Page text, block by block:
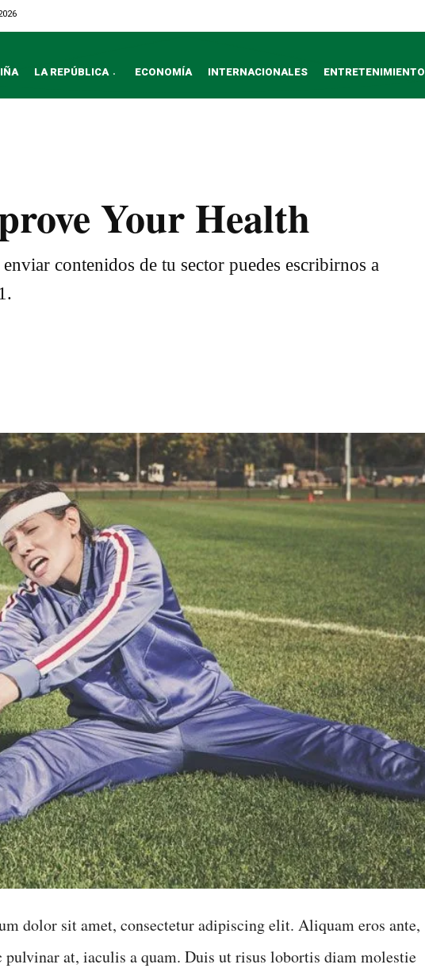
LA REPÚBLICA ECONOMÍA INTERNACIONALES ENTRETENIMIENTO
Your Health
contenidos de tu sector puedes escribirnos a
dolor sit amet, consectetur adipiscing elit. Aliquam eros ante,
pulvinar at, iaculis a quam. Duis ut risus lobortis diam molestie